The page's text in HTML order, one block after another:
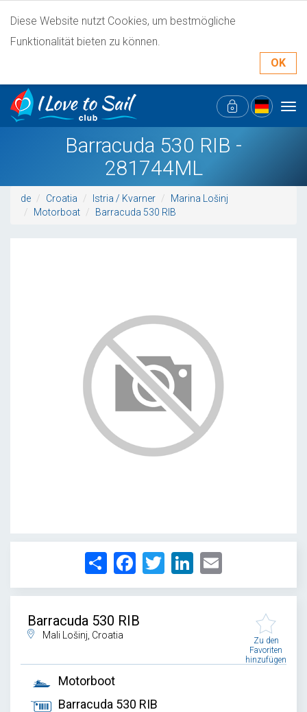
Diese Website nutzt Cookies, um bestmögliche
Funktionalität bieten zu können.
OK
Barracuda 530 RIB -
281744ML
de Croatia Istria / Kvarner
Marina Lošinj
Motorboat
Barracuda 530 RIB
Share FacebookTwitter LinkedIn
Barracuda 530 RIB
Mali Lošinj, Croatia
Zu den
Favoriten
hinzufügen
Motorboot
Barracuda 530 RIB